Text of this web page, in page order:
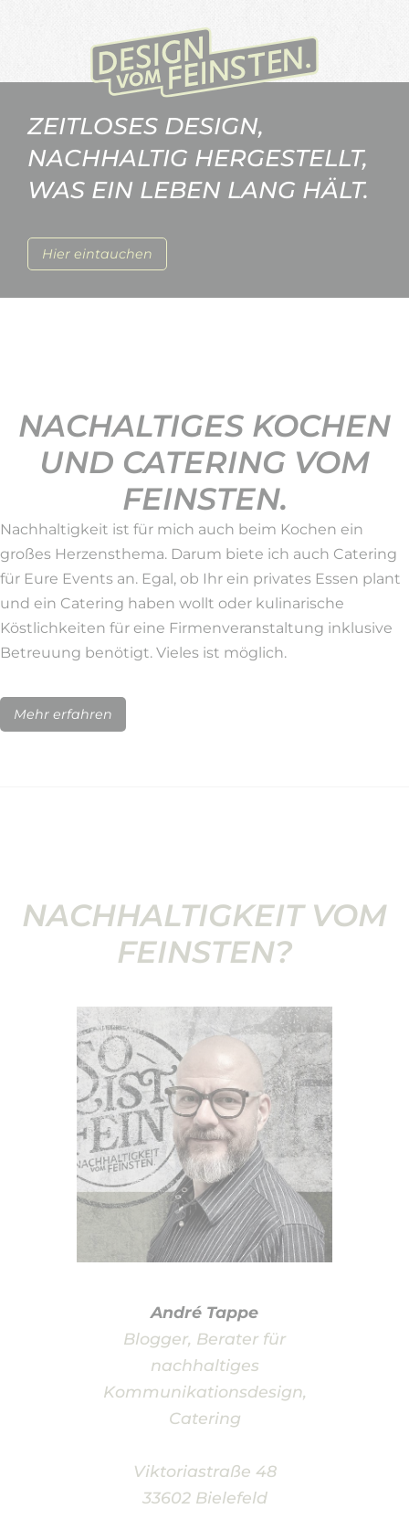
Hier eintauchen
ZEITLOSES DESIGN,
NACHHALTIG HERGESTELLT,
WAS EIN LEBEN LANG HÄLT.
NACHALTIGES KOCHEN
UND CATERING VOM
FEINSTEN.
Nachhaltigkeit ist für mich auch beim Kochen ein
großes Herzensthema. Darum biete ich auch Catering
für Eure Events an. Egal, ob Ihr ein privates Essen plant
und ein Catering haben wollt oder kulinarische
Köstlichkeiten für eine Firmenveranstaltung inklusive
Betreuung benötigt. Vieles ist möglich.
Mehr erfahren
NACHHALTIGKEIT VOM
FEINSTEN?
André Tappe
Blogger, Berater für
nachhaltiges
Kommunikationsdesign,
Catering
Viktoriastraße 48
33602 Bielefeld